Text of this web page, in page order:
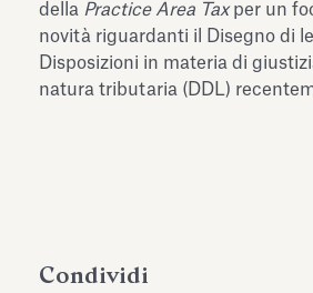
della Practice Area Taxper un
novità riguardanti il Disegno di
Disposizioni in materia di
natura tributaria (DDL)
Condividi